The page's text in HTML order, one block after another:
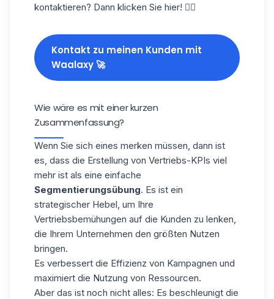
kontaktieren? Dann klicken Sie hier! 👇🏼
Kontakt zu meinen Kunden mit
Waalaxy 🚀
Wie wäre es mit einer kurzen
Zusammenfassung?
Wenn Sie sich eines merken müssen, dann ist
es, dass die Erstellung von Vertriebs-KPIs viel
mehr ist als eine einfache
Segmentierungsübung. Es ist ein
strategischer Hebel , um Ihre
Vertriebsbemühungen auf die Kunden zu lenken,
die Ihrem Unternehmen den größten Nutzen
bringen.
Es verbessert die Effizienz von Kampagnen und
maximiert die Nutzung von Ressourcen.
Aber das ist noch nicht alles: Es beschleunigt die